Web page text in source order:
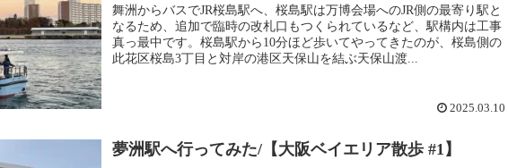
舞洲からバスでJR桜島駅へ、桜島駅は万博会場へのJR側の最寄り駅と
なるため、追加で臨時の改札口もつくられているなど、駅構内は工事
真っ最中です。桜島駅から10分ほど歩いてやってきたのが、桜島側の
此花区桜島3丁目と対岸の港区天保山を結ぶ天保山渡...
2025.03.10
夢洲駅へ行ってみた/【大阪ベイエリア散歩 #1】